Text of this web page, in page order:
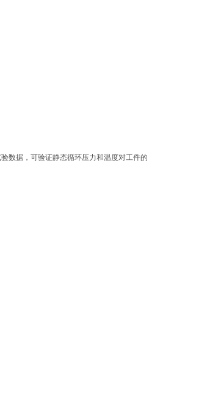
数据，可验证静态循环压力和温度对工件的